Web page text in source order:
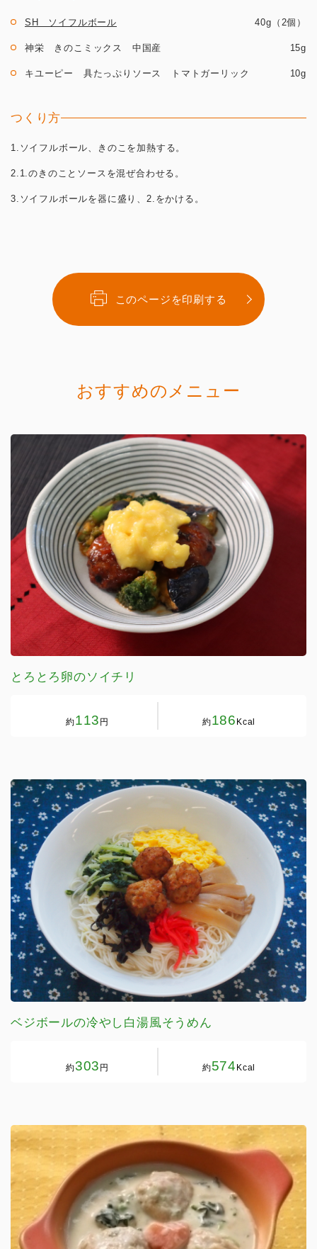
SH ソイフルボール 40g（2個）
神栄 きのこミックス 中国産 15g
キユーピー 具たっぷりソース トマトガーリック 10g
つくり方
1.ソイフルボール、きのこを加熱する。
2.1.のきのことソースを混ぜ合わせる。
3.ソイフルボールを器に盛り、2.をかける。
このページを印刷する
おすすめのメニュー
とろとろ卵のソイチリ
約113 円 約186 Kcal
ベジボールの冷やし白湯風そうめん
約303 円 約574 Kcal